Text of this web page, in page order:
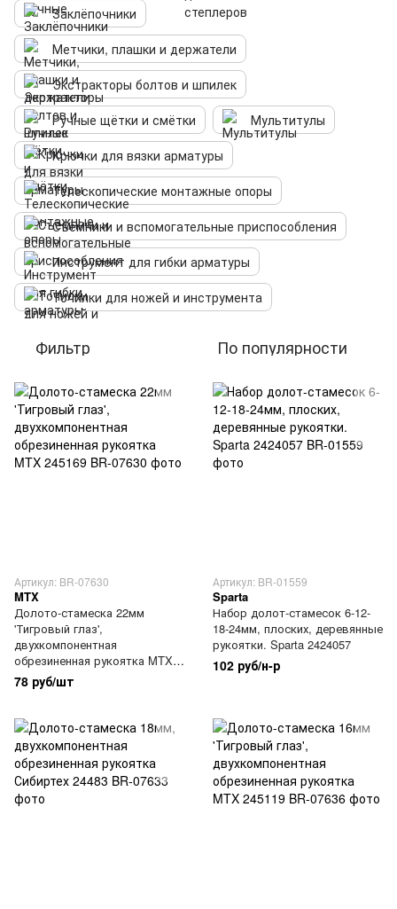
Заклёпочники
Метчики, плашки и держатели
Экстракторы болтов и шпилек
Ручные щётки и смётки
Мультитулы
Крючки для вязки арматуры
Телескопические монтажные опоры
Съёмники и вспомогательные приспособления
Инструмент для гибки арматуры
Точилки для ножей и инструмента
Фильтр По популярности
Артикул: BR-07630
MTX
Долото-стамеска 22мм
'Тигровый глаз',
двухкомпонентная
обрезиненная рукоятка MTX
245169
78 руб/шт
Артикул: BR-01559
Sparta
Набор долот-стамесок 6-12-
18-24мм, плоских, деревянные
рукоятки. Sparta 2424057
102 руб/н-р